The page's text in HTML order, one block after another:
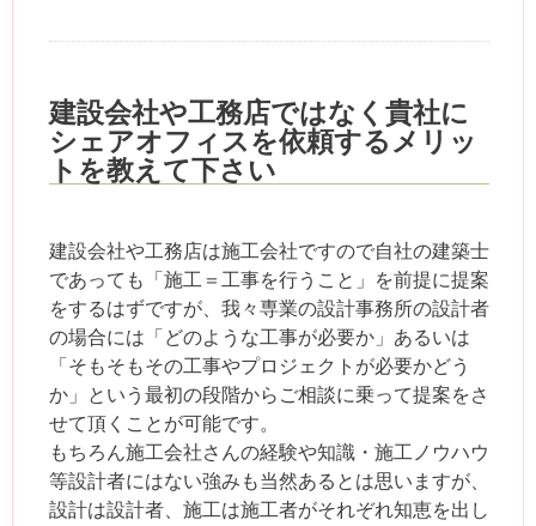
建設会社や工務店ではなく貴社に
シェアオフィスを依頼するメリッ
トを教えて下さい
建設会社や工務店は施工会社ですので自社の建築士
であっても「施工＝工事を行うこと」を前提に提案
をするはずですが、我々専業の設計事務所の設計者
の場合には「どのような工事が必要か」あるいは
「そもそもその工事やプロジェクトが必要かどう
か」という最初の段階からご相談に乗って提案をさ
せて頂くことが可能です。
もちろん施工会社さんの経験や知識・施工ノウハウ
等設計者にはない強みも当然あるとは思いますが、
設計は設計者、施工は施工者がそれぞれ知恵を出し